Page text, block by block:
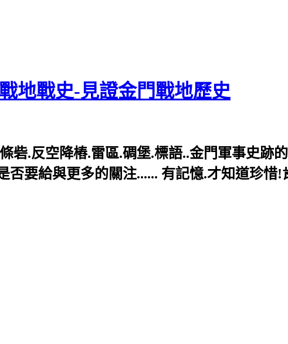
地戰史-見證金門戰地歷史
砦.反空降樁.雷區.碉堡.標語..金門軍事史跡
否要給與更多的關注...... 有記憶.才知道珍